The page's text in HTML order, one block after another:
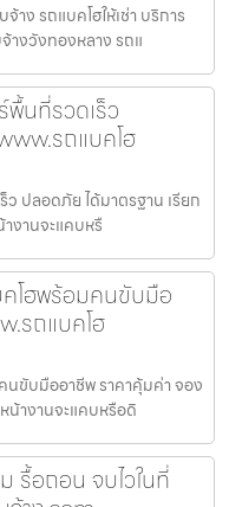
าง รถแบคโฮให้เช่า บริการ
างวังทองหลาง รถแ
พื้นที่รวดเร็ว
รถแบคโฮ
ปลอดภัย ได้มาตรฐาน เรียก
งานจะแคบหรื
คโฮพร้อมคนขับมือ
รถแบคโฮ
นขับมืออาชีพ ราคาคุ้มค่า จอง
น้างานจะแคบหรือดิ
รื้อถอน จบไวในที่